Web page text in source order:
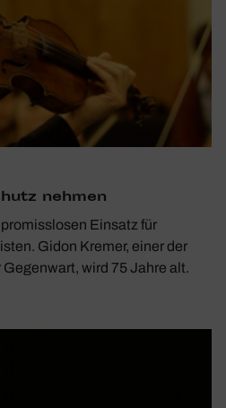
nehmen
Einsatz für
Gidon Kremer, einer der
wird 75 Jahre alt.